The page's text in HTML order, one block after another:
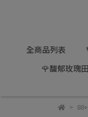
全商品列表
🌹馥郁玫瑰田